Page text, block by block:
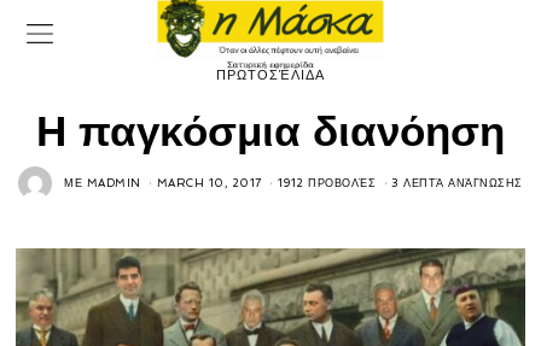
ΠΡΩΤΟΣΈΛΙΔΑ
Η παγκόσμια διανόηση
ΜΕ MADMIN MARCH 10, 2017 1912 ΠΡΟΒΟΛΈΣ 3 ΛΕΠΤΆ ΑΝΆΓΝΩΣΗΣ